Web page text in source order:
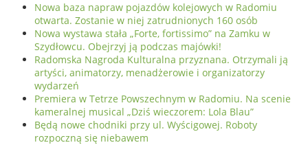
Nowa baza napraw pojazdów kolejowych w Radomiu
otwarta. Zostanie w niej zatrudnionych 160 osób
Nowa wystawa stała „Forte, fortissimo” na Zamku w
Szydłowcu. Obejrzyj ją podczas majówki!
Radomska Nagroda Kulturalna przyznana. Otrzymali ją
artyści, animatorzy, menadżerowie i organizatorzy
wydarzeń
Premiera w Tetrze Powszechnym w Radomiu. Na scenie
kameralnej musical „Dziś wieczorem: Lola Blau”
Będą nowe chodniki przy ul. Wyścigowej. Roboty
rozpoczną się niebawem